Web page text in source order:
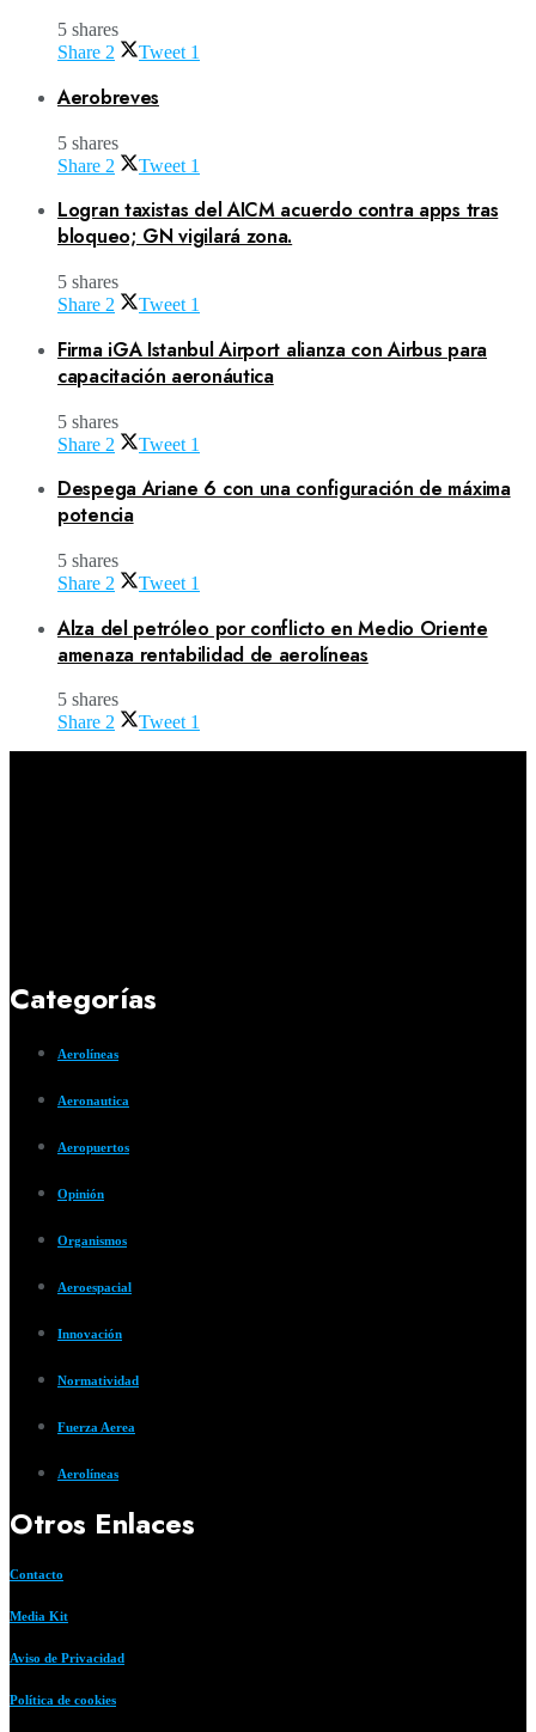
5 shares
Share 2 Tweet 1
Aerobreves
5 shares
Share 2 Tweet 1
Logran taxistas del AICM acuerdo contra apps tras
bloqueo; GN vigilará zona.
5 shares
Share 2 Tweet 1
Firma iGA Istanbul Airport alianza con Airbus para
capacitación aeronáutica
5 shares
Share 2 Tweet 1
Despega Ariane 6 con una configuración de máxima
potencia
5 shares
Share 2 Tweet 1
Alza del petróleo por conflicto en Medio Oriente
amenaza rentabilidad de aerolíneas
5 shares
Share 2 Tweet 1
Categorías
Aerolíneas
Aeronautica
Aeropuertos
Opinión
Organismos
Aeroespacial
Innovación
Normatividad
Fuerza Aerea
Aerolíneas
Otros Enlaces
Contacto
Media Kit
Aviso de Privacidad
Política de cookies